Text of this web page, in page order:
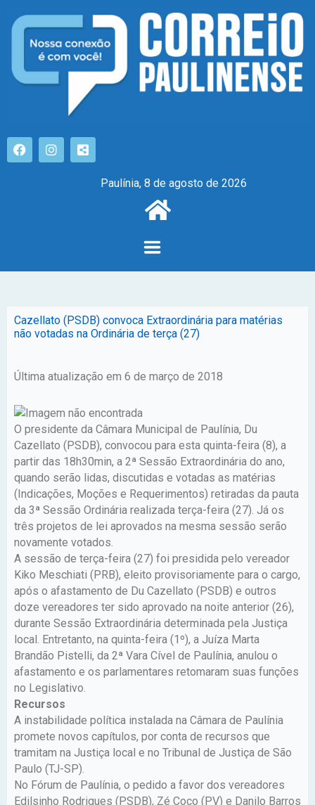
Paulínia, 8 de agosto de 2026
Cazellato (PSDB) convoca Extraordinária para matérias
não votadas na Ordinária de terça (27)
Última atualização em 6 de março de 2018
O presidente da Câmara Municipal de Paulínia, Du
Cazellato (PSDB), convocou para esta quinta-feira (8), a
partir das 18h30min, a 2ª Sessão Extraordinária do ano,
quando serão lidas, discutidas e votadas as matérias
(Indicações, Moções e Requerimentos) retiradas da pauta
da 3ª Sessão Ordinária realizada terça-feira (27). Já os
três projetos de lei aprovados na mesma sessão serão
novamente votados.
A sessão de terça-feira (27) foi presidida pelo vereador
Kiko Meschiati (PRB), eleito provisoriamente para o cargo,
após o afastamento de Du Cazellato (PSDB) e outros
doze vereadores ter sido aprovado na noite anterior (26),
durante Sessão Extraordinária determinada pela Justiça
local. Entretanto, na quinta-feira (1º), a Juíza Marta
Brandão Pistelli, da 2ª Vara Cível de Paulínia, anulou o
afastamento e os parlamentares retomaram suas funções
no Legislativo.
Recursos
A instabilidade política instalada na Câmara de Paulínia
promete novos capítulos, por conta de recursos que
tramitam na Justiça local e no Tribunal de Justiça de São
Paulo (TJ-SP).
No Fórum de Paulínia, o pedido a favor dos vereadores
Edilsinho Rodrigues (PSDB), Zé Coco (PV) e Danilo Barros